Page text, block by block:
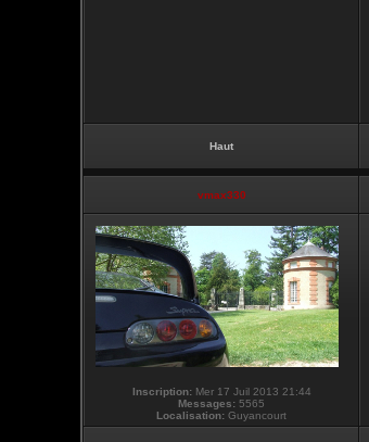
Haut
vmax330
Inscription:Mer 17 Juil 2013 21:44
Messages: 5565
Localisation: Guyancourt